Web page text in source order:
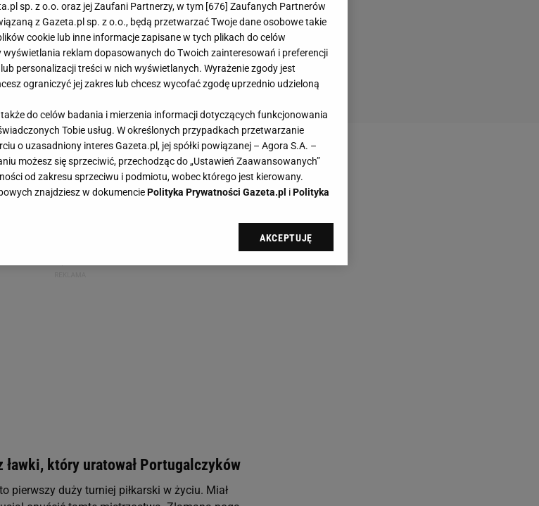
który uratował Portugalczyków
pierwszy duży turniej piłkarski w życiu. Miał
sp. z o.o. oraz jej Zaufani Partnerzy, w tym [676] Zaufanych Partnerów
z Gazeta.pl sp. z o.o., będą przetwarzać Twoje dane osobowe takie
cookie lub inne informacje zapisane w tych plikach do celów
reklam dopasowanych do Twoich zainteresowań i preferencji
personalizacji treści w nich wyświetlanych. Wyrażenie zgody jest
ograniczyć jej zakres lub chcesz wycofać zgodę uprzednio udzieloną
do celów badania i mierzenia informacji dotyczących funkcjonowania
Tobie usług. W określonych przypadkach przetwarzanie
o uzasadniony interes Gazeta.pl, jej spółki powiązanej – Agora S.A. –
możesz się sprzeciwić, przechodząc do „Ustawień Zaawansowanych”
od zakresu sprzeciwu i podmiotu, wobec którego jest kierowany.
znajdziesz w dokumenciePolityka Prywatności Gazeta.pl iPolityka
i przechowywanie plików cookie Gazeta.pl sp. z o.o., jej
końcowym. Możesz w każdej chwili zmienić swoje preferencje
AKCEPTUJĘ